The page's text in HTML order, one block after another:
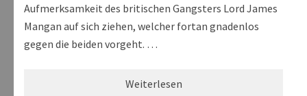
Aufmerksamkeit des britischen Gangsters Lord James
Mangan auf sich ziehen, welcher fortan gnadenlos
gegen die beiden vorgeht. …
Weiterlesen